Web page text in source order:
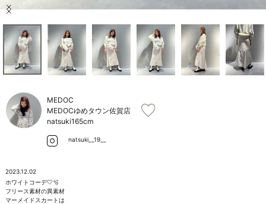
ご利用ガイド/ヘルプ
Item
of
10
MEDOC
MEDOCゆめタウン佐賀店
natsuki165cm
natsuki__19__
2023.12.02
ホワイトコーデ🤍🫧
フリース素材の異素材
マーメイドスカートは